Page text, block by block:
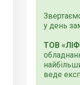
у день
ТОВ
веде